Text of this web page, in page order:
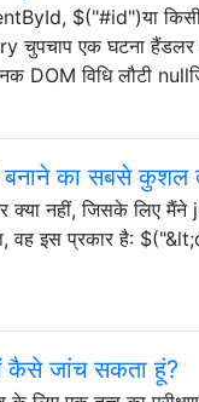
$("#id")या किसी
चुपचाप एक घटना
विधि लौटी
का सबसे कुशल
क्या नहीं, जिसके लिए
वह इस प्रकार है:
कैसे जांच सकता हूं?